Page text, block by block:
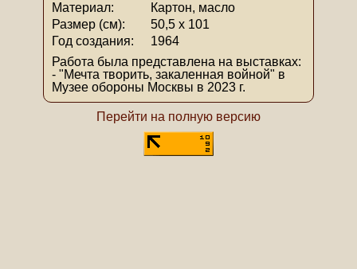
Материал:
Картон, масло
Размер (см):
50,5 х 101
Год создания:
1964
Работа была представлена на выставках:
- "Мечта творить, закаленная войной" в
Музее обороны Москвы в 2023 г.
Перейти на полную версию